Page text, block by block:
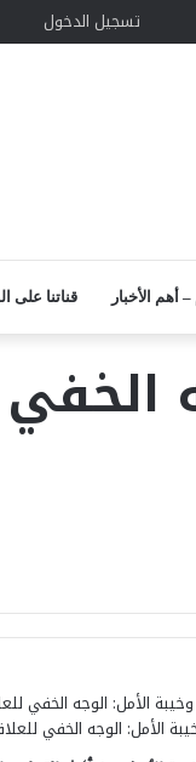
مقالتسجيل الدخول
قناتنا على أهم الأخبار
الخفي
الأمل: الوجه الخفي